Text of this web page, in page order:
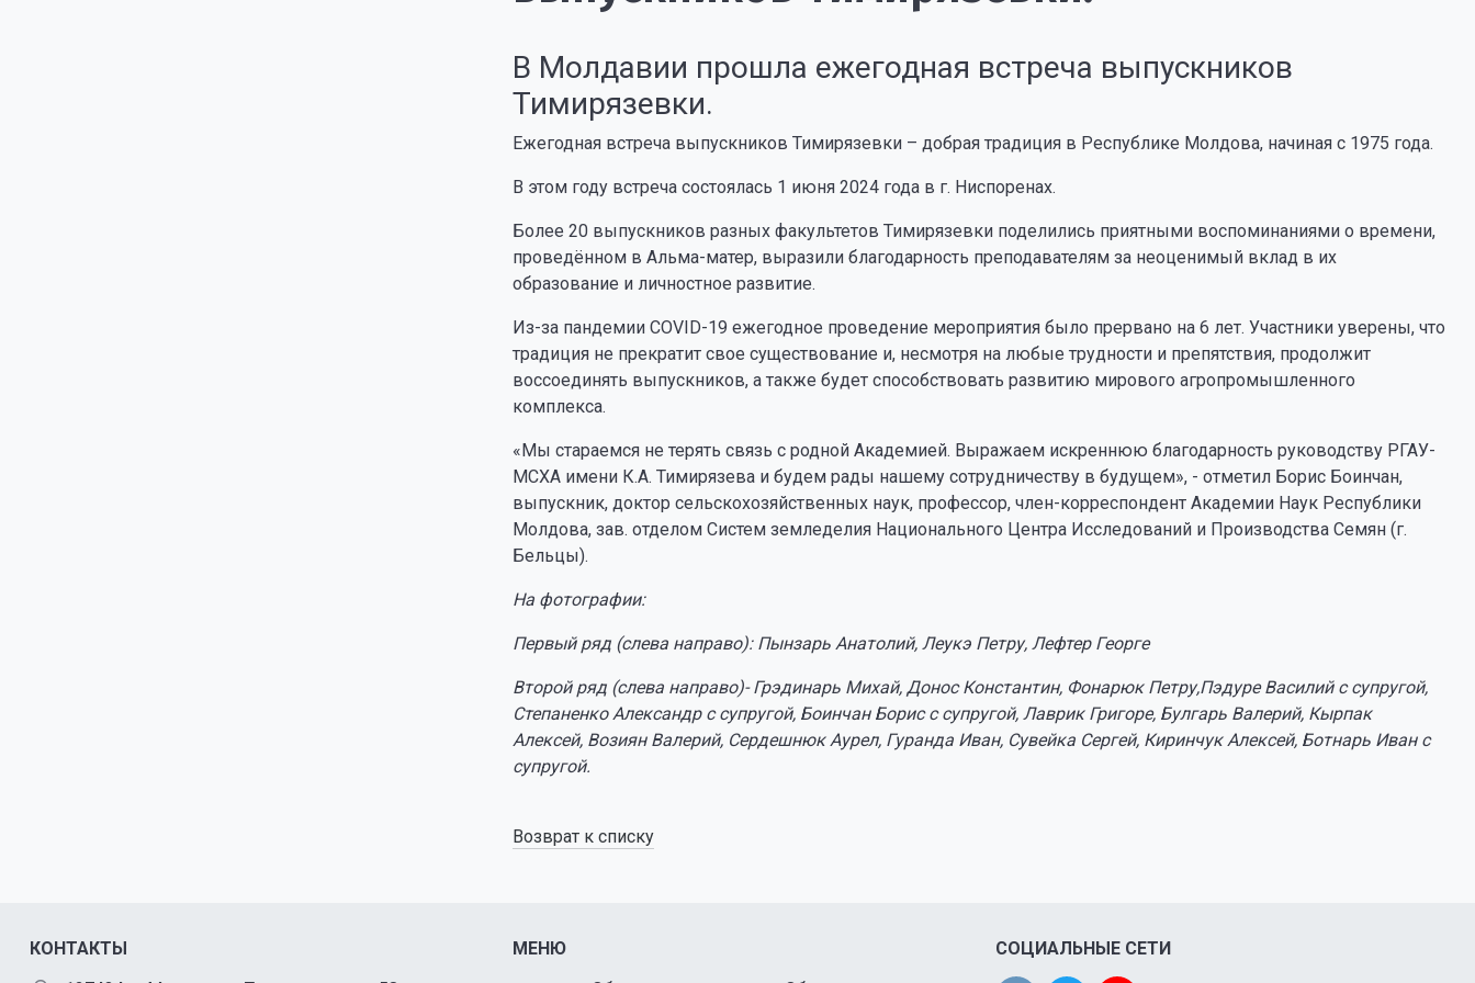
В Молдавии прошла ежегодная встреча выпускников
Тимирязевки.
Ежегодная встреча выпускников Тимирязевки – добрая традиция в Республике Молдова, начиная с 1975 года.
В этом году встреча состоялась 1 июня 2024 года в г. Ниспоренах.
Более 20 выпускников разных факультетов Тимирязевки поделились приятными воспоминаниями о времени,
проведённом в Альма-матер, выразили благодарность преподавателям за неоценимый вклад в их
образование и личностное развитие.
Из-за пандемии COVID-19 ежегодное проведение мероприятия было прервано на 6 лет. Участники уверены, что
традиция не прекратит свое существование и, несмотря на любые трудности и препятствия, продолжит
воссоединять выпускников, а также будет способствовать развитию мирового агропромышленного
комплекса.
«Мы стараемся не терять связь с родной Академией. Выражаем искреннюю благодарность руководству РГАУ-
МСХА имени К.А. Тимирязева и будем рады нашему сотрудничеству в будущем», - отметил Борис Боинчан,
выпускник, доктор сельскохозяйственных наук, профессор, член-корреспондент Академии Наук Республики
Молдова, зав. отделом Систем земледелия Национального Центра Исследований и Производства Семян (г.
Бельцы).
На фотографии:
Первый ряд (слева направо): Пынзарь Анатолий, Леукэ Петру, Лефтер Георге
Второй ряд (слева направо)- Грэдинарь Михай, Донос Константин, Фонарюк Петру,Пэдуре Василий с супругой,
Степаненко Александр с супругой, Боинчан Борис с супругой, Лаврик Григоре, Булгарь Валерий, Кырпак
Алексей, Возиян Валерий, Сердешнюк Аурел, Гуранда Иван, Сувейка Сергей, Киринчук Алексей, Ботнарь Иван с
супругой.
Возврат к списку
КОНТАКТЫ
МЕНЮ
СОЦИАЛЬНЫЕ СЕТИ